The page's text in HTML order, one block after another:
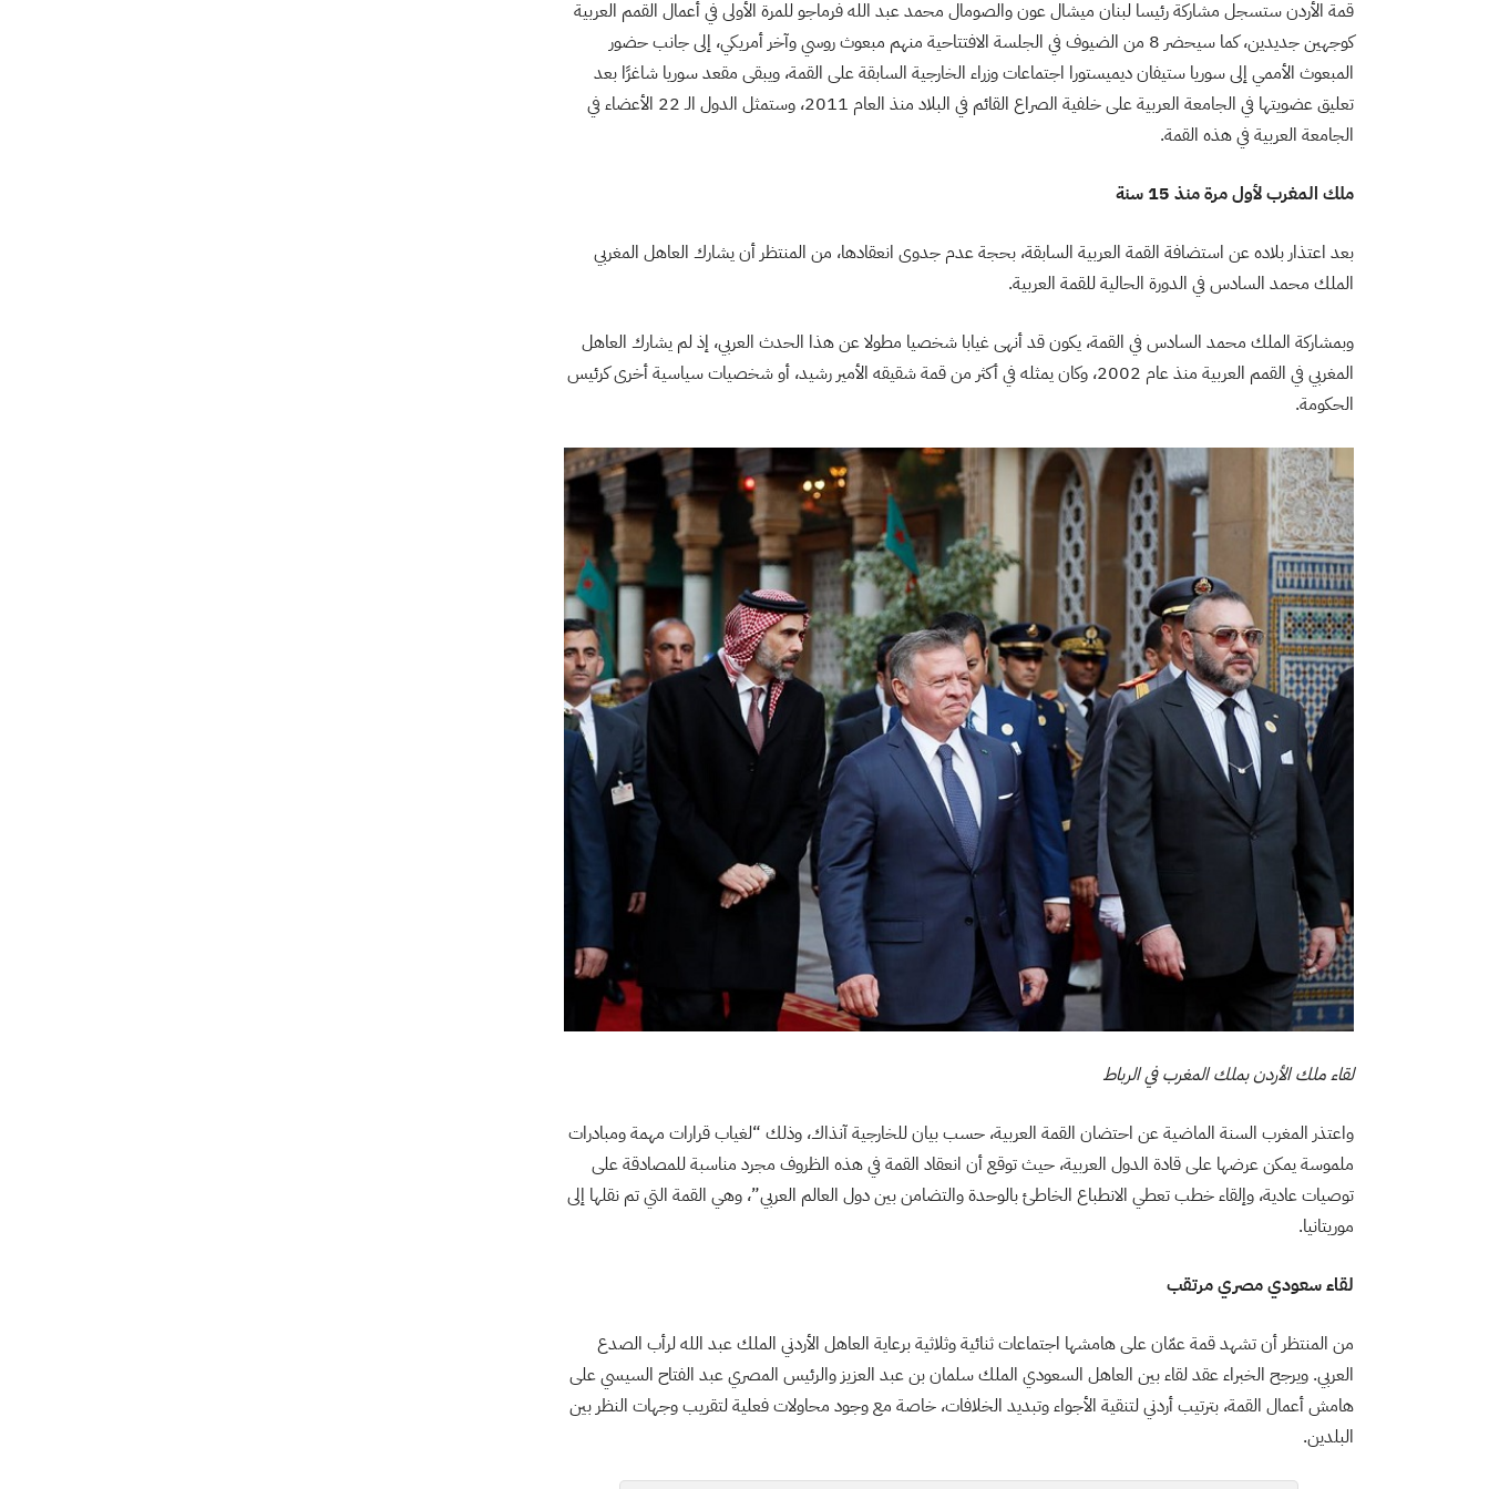
قمة الأردن ستسجل مشاركة رئيسا لبنان ميشال عون والصومال محمد عبد الله فرماجو للمرة الأولى في أعمال القمم العربية
كوجهين جديدين، كما سيحضر 8 من الضيوف في الجلسة الافتتاحية منهم مبعوث روسي وآخر أمريكي، إلى جانب حضور
المبعوث الأممي إلى سوريا ستيفان ديميستورا اجتماعات وزراء الخارجية السابقة على القمة، ويبقى مقعد سوريا شاغرًا بعد
تعليق عضويتها في الجامعة العربية على خلفية الصراع القائم في البلاد منذ العام 2011، وستمثل الدول الـ 22 الأعضاء في
الجامعة العربية في هذه القمة.
ملك المغرب لأول مرة منذ 15 سنة
بعد اعتذار بلاده عن استضافة القمة العربية السابقة، بحجة عدم جدوى انعقادها، من المنتظر أن يشارك العاهل المغربي
الملك محمد السادس في الدورة الحالية للقمة العربية.
وبمشاركة الملك محمد السادس في القمة، يكون قد أنهى غيابا شخصيا مطولا عن هذا الحدث العربي، إذ لم يشارك العاهل
المغربي في القمم العربية منذ عام 2002، وكان يمثله في أكثر من قمة شقيقه الأمير رشيد، أو شخصيات سياسية أخرى كرئيس
الحكومة.
لقاء ملك الأردن بملك المغرب في الرباط
واعتذر المغرب السنة الماضية عن احتضان القمة العربية، حسب بيان للخارجية آنذاك، وذلك “لغياب قرارات مهمة ومبادرات
ملموسة يمكن عرضها على قادة الدول العربية، حيث توقع أن انعقاد القمة في هذه الظروف مجرد مناسبة للمصادقة على
توصيات عادية، وإلقاء خطب تعطي الانطباع الخاطئ بالوحدة والتضامن بين دول العالم العربي”، وهي القمة التي تم نقلها إلى
موريتانيا.
لقاء سعودي مصري مرتقب
من المنتظر أن تشهد قمة عمّان على هامشها اجتماعات ثنائية وثلاثية برعاية العاهل الأردني الملك عبد الله لرأب الصدع
العربي. ويرجح الخبراء عقد لقاء بين العاهل السعودي الملك سلمان بن عبد العزيز والرئيس المصري عبد الفتاح السيسي على
هامش أعمال القمة، بترتيب أردني لتنقية الأجواء وتبديد الخلافات، خاصة مع وجود محاولات فعلية لتقريب وجهات النظر بين
البلدين.